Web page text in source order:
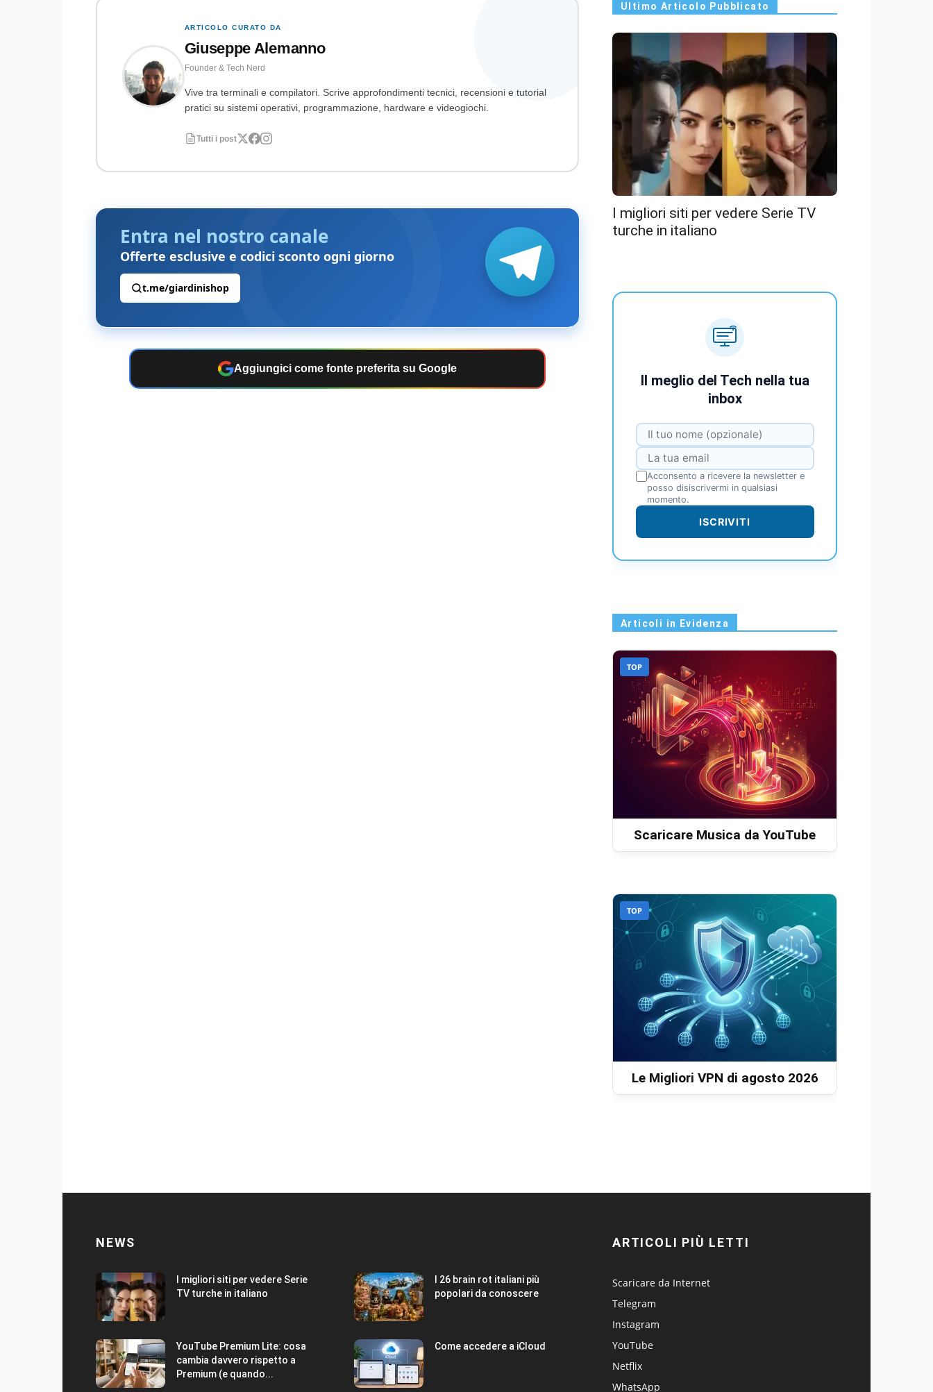
ARTICOLO CURATO DA
Giuseppe Alemanno
Founder & Tech Nerd
Vive tra terminali e compilatori. Scrive approfondimenti tecnici, recensioni e tutorial
pratici su sistemi operativi, programmazione, hardware e videogiochi.
Tutti i post
Entra nel nostro canale
Offerte esclusive e codici sconto ogni giorno
t.me/giardinishop
Aggiungici come fonte preferita su Google
Ultimo Articolo Pubblicato
I migliori siti per vedere Serie TV
turche in italiano
Il meglio del Tech nella tua
inbox
Acconsento a ricevere la newsletter e
posso disiscrivermi in qualsiasi
momento.
ISCRIVITI
Articoli in Evidenza
TOP
Scaricare Musica da YouTube
TOP
Le Migliori VPN di agosto 2026
NEWS
I migliori siti per vedere Serie
TV turche in italiano
I 26 brain rot italiani più
popolari da conoscere
YouTube Premium Lite: cosa
cambia davvero rispetto a
Premium (e quando...
Come accedere a iCloud
ARTICOLI PIÙ LETTI
Scaricare da Internet
Telegram
Instagram
YouTube
Netflix
WhatsApp